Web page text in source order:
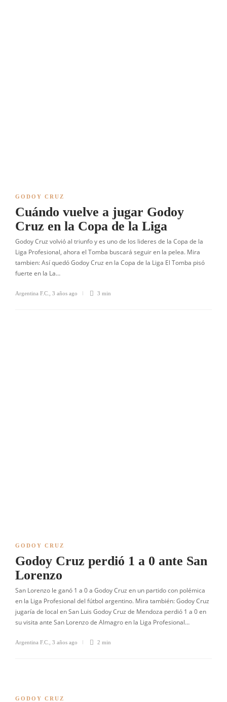
GODOY CRUZ
Cuándo vuelve a jugar Godoy
Cruz en la Copa de la Liga
Godoy Cruz volvió al triunfo y es uno de los lideres de la Copa de la
Liga Profesional, ahora el Tomba buscará seguir en la pelea. Mira
tambien: Así quedó Godoy Cruz en la Copa de la Liga El Tomba pisó
fuerte en la La…
Argentina F.C. 3 años ago 3 min
GODOY CRUZ
Godoy Cruz perdió 1 a 0 ante San
Lorenzo
San Lorenzo le ganó 1 a 0 a Godoy Cruz en un partido con polémica
en la Liga Profesional del fútbol argentino. Mira también: Godoy Cruz
jugaría de local en San Luis Godoy Cruz de Mendoza perdió 1 a 0 en
su visita ante San Lorenzo de Almagro en la Liga Profesional…
Argentina F.C. 3 años ago 2 min
GODOY CRUZ